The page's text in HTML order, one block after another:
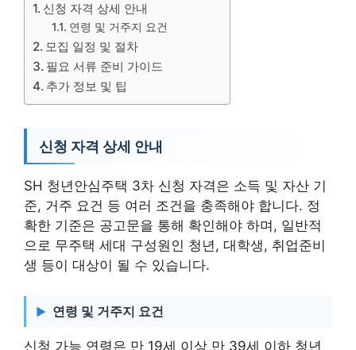
신청 자격 상세 안내
연령 및 거주지 요건
모집 일정 및 절차
필요 서류 준비 가이드
추가 정보 및 팁
신청 자격 상세 안내
SH 청년안심주택 3차 신청 자격은 소득 및 자산 기
준, 거주 요건 등 여러 조건을 충족해야 합니다. 정
확한 기준은 공고문을 통해 확인해야 하며, 일반적
으로 무주택 세대 구성원인 청년, 대학생, 취업준비
생 등이 대상이 될 수 있습니다.
연령 및 거주지 요건
신청 가능 연령은 만 19세 이상 만 39세 이하 청년